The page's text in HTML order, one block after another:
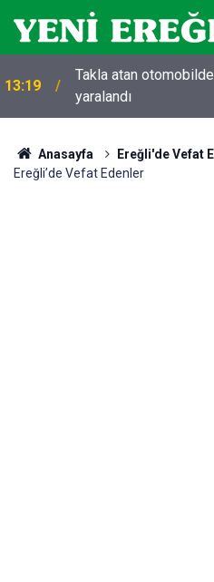
13:19
Takla atan
yaralandı
Anasayfa Ereğli'de Vefat
Ereğli’de Vefat Edenler